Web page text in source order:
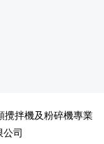
攪拌機及粉碎機專業
司
腳輪 面紙生產廠
改裝